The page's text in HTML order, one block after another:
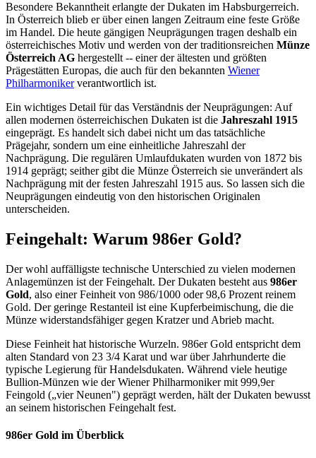
Besondere Bekanntheit erlangte der Dukaten im Habsburgerreich.
In Österreich blieb er über einen langen Zeitraum eine feste Größe
im Handel. Die heute gängigen Neuprägungen tragen deshalb ein
österreichisches Motiv und werden von der traditionsreichen Münze
Österreich AG hergestellt -- einer der ältesten und größten
Prägestätten Europas, die auch für den bekannten Wiener
Philharmonikerverantwortlich ist.
Ein wichtiges Detail für das Verständnis der Neuprägungen: Auf
allen modernen österreichischen Dukaten ist die Jahreszahl 1915
eingeprägt. Es handelt sich dabei nicht um das tatsächliche
Prägejahr, sondern um eine einheitliche Jahreszahl der
Nachprägung. Die regulären Umlaufdukaten wurden von 1872 bis
1914 geprägt; seither gibt die Münze Österreich sie unverändert als
Nachprägung mit der festen Jahreszahl 1915 aus. So lassen sich die
Neuprägungen eindeutig von den historischen Originalen
unterscheiden.
Feingehalt: Warum 986er Gold?
Der wohl auffälligste technische Unterschied zu vielen modernen
Anlagemünzen ist der Feingehalt. Der Dukaten besteht aus 986er
Gold, also einer Feinheit von 986/1000 oder 98,6 Prozent reinem
Gold. Der geringe Restanteil ist eine Kupferbeimischung, die die
Münze widerstandsfähiger gegen Kratzer und Abrieb macht.
Diese Feinheit hat historische Wurzeln. 986er Gold entspricht dem
alten Standard von 23 3/4 Karat und war über Jahrhunderte die
typische Legierung für Handelsdukaten. Während viele heutige
Bullion-Münzen wie der Wiener Philharmoniker mit 999,9er
Feingold („vier Neunen") geprägt werden, hält der Dukaten bewusst
an seinem historischen Feingehalt fest.
986er Gold im Überblick